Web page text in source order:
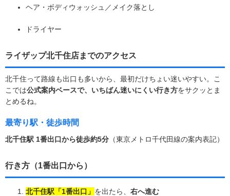
ヘア・ボディウォッシュ／メイク落とし
ドライヤー
ライザップ北千住店までのアクセス
北千住って路線も出口も多いから、最初だけちょい迷いやすい。こ
こでは公式案内ベースで、いちばん迷いにくい行き方をサクッとま
とめるね。
最寄り駅・徒歩時間
北千住駅 1番出口から徒歩約5分 （東京メトロ千代田線の案内表記）
行き方（1番出口から）
北千住駅「1番出口」 を出たら、 右へ進む